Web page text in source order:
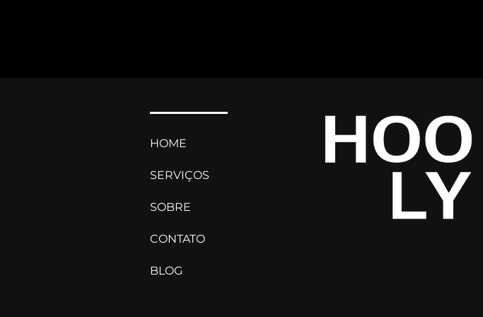
Florianópolis: leve seu evento
HOME
SERVIÇOS
SOBRE
CONTATO
BLOG